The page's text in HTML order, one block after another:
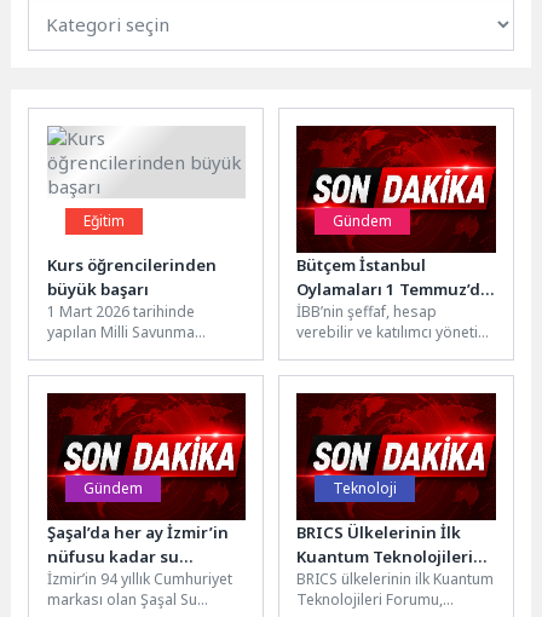
Eğitim
Kurs öğrencilerinden
büyük başarı
1 Mart 2026 tarihinde
yapılan Milli Savunma
Kemer Belediyesi Ahmet
Erkal Destek Eğitim...
Gündem
Bütçem İstanbul
Oylamaları 1 Temmuz’da
Başlıyor
İBB’nin şeffaf, hesap
verebilir ve katılımcı yönetim
uygulamalarından Bütçem
İstanbul 2027 projesinde
oylamalar...
Gündem
Şaşal’da her ay İzmir’in
nüfusu kadar su
şişeleniyor
İzmir’in 94 yıllık Cumhuriyet
markası olan Şaşal Su
Teknoloji
BRICS Ülkelerinin İlk
Kuantum Teknolojileri
Forumu Moskova’da
Düzenlendi
BRICS ülkelerinin ilk Kuantum
Teknolojileri Forumu,